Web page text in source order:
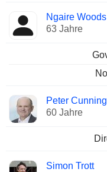
Ngaire Woods
63 Jahre
Peter
60 Jahre
Simon Trott